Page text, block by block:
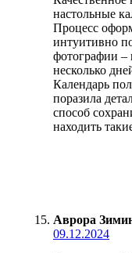
настольные
Процесс
интуитивно
фотографии –
несколько
Календарь
поразила
способ
находить
Аврора
09.12.2024